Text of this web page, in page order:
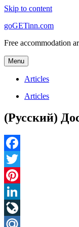
Skip to content
goGETinn.com
Free accommodation
Menu
Articles
Articles
(Русский)
Facebook
Twitter
Pinterest
LinkedIn
LiveJournal